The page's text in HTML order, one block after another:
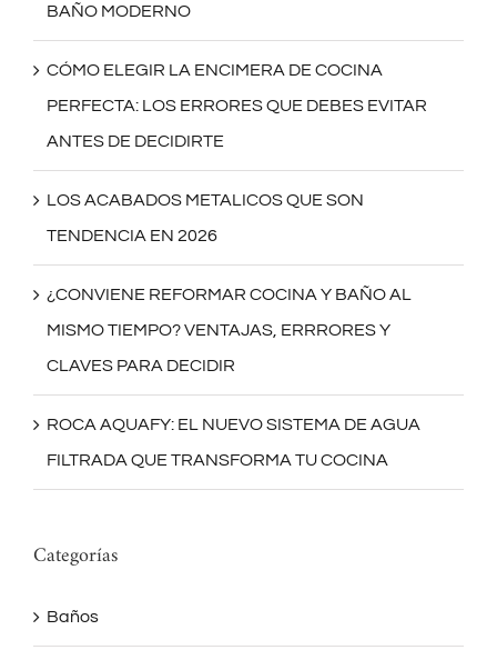
BAÑO MODERNO
CÓMO ELEGIR LA ENCIMERA DE COCINA
PERFECTA: LOS ERRORES QUE DEBES EVITAR
ANTES DE DECIDIRTE
LOS ACABADOS METALICOS QUE SON
TENDENCIA EN 2026
¿CONVIENE REFORMAR COCINA Y BAÑO AL
MISMO TIEMPO? VENTAJAS, ERRRORES Y
CLAVES PARA DECIDIR
ROCA AQUAFY: EL NUEVO SISTEMA DE AGUA
FILTRADA QUE TRANSFORMA TU COCINA
Categorías
Baños